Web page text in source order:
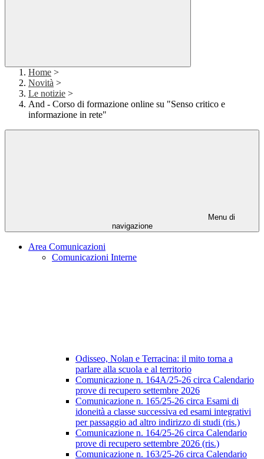
Home >
Novità >
Le notizie >
And - Corso di formazione online su "Senso critico e
informazione in rete"
Menu di
navigazione
Area Comunicazioni
Comunicazioni Interne
Odisseo, Nolan e Terracina: il mito torna a
parlare alla scuola e al territorio
Comunicazione n. 164A/25-26 circa Calendario
prove di recupero settembre 2026
Comunicazione n. 165/25-26 circa Esami di
idoneità a classe successiva ed esami integrativi
per passaggio ad altro indirizzo di studi (ris.)
Comunicazione n. 164/25-26 circa Calendario
prove di recupero settembre 2026 (ris.)
Comunicazione n. 163/25-26 circa Calendario